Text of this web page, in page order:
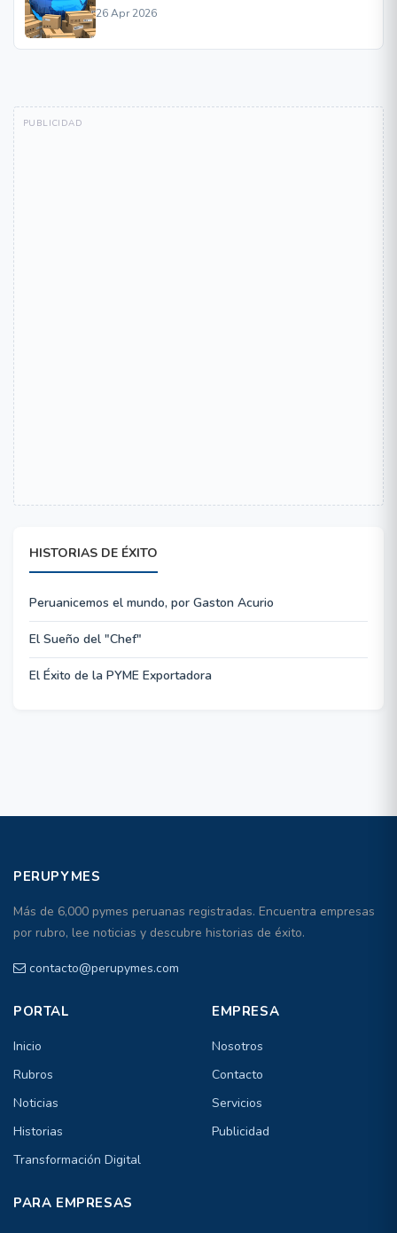
26 Apr 2026
HISTORIAS DE ÉXITO
Peruanicemos el mundo, por Gaston Acurio
El Sueño del "Chef"
El Éxito de la PYME Exportadora
PERUPYMES
Más de 6,000 pymes peruanas registradas. Encuentra empresas
por rubro, lee noticias y descubre historias de éxito.
contacto@perupymes.com
PORTAL
Inicio
Rubros
Noticias
Historias
Transformación Digital
EMPRESA
Nosotros
Contacto
Servicios
Publicidad
PARA EMPRESAS